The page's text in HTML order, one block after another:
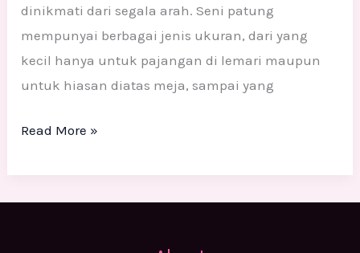
dinikmati dari segala arah. Seni patung
mempunyai berbagai jenis ukuran, dari yang
kecil hanya untuk pajangan di lemari maupun
untuk hiasan diatas meja, sampai yang
Read More »